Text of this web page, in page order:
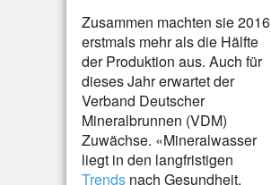
Zusammen machten sie 2016
erstmals mehr als die Hälfte
der Produktion aus. Auch für
dieses Jahr erwartet der
Verband Deutscher
Mineralbrunnen (VDM)
Zuwächse. «Mineralwasser
liegt in den langfristigen
Trends nach Gesundheit,